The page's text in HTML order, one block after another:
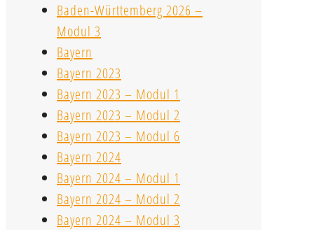
Baden-Württemberg 2026 –
Modul 3
Bayern
Bayern 2023
Bayern 2023 – Modul 1
Bayern 2023 – Modul 2
Bayern 2023 – Modul 6
Bayern 2024
Bayern 2024 – Modul 1
Bayern 2024 – Modul 2
Bayern 2024 – Modul 3